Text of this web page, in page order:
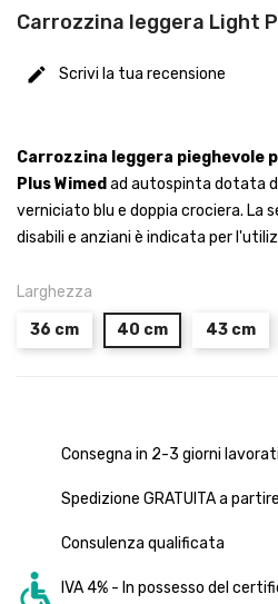
Carrozzina leggera Light
Scrivi la tua recensione
Carrozzina leggera pieghevole
Plus Wimed ad autospinta dotata
verniciato blu e doppia crociera. La
disabili e anziani è indicata per
Larghezza
36 cm
40 cm 43 cm
Consegna in 2-3 giorni
Spedizione GRATUITA a
Consulenza qualificata
IVA 4% - In possesso del